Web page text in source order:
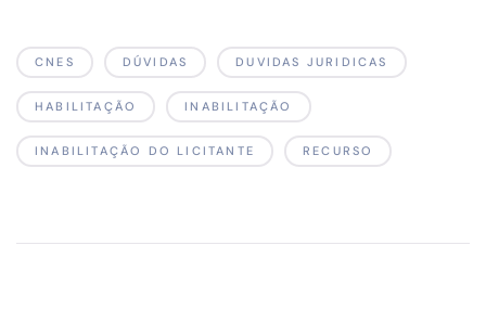
CNES DÚVIDAS DUVIDAS JURIDICAS
HABILITAÇÃO INABILITAÇÃO
INABILITAÇÃO DO LICITANTE RECURSO